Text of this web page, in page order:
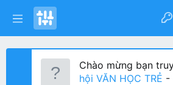
Chào mừng bạn
hội VĂN HỌC TRẺ -